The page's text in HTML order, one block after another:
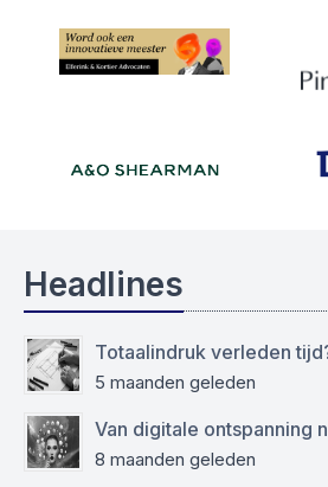
Headlines
5 maanden geleden
8 maanden geleden